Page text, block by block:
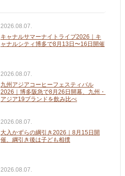
2026.08.07.
キャナルサマーナイトライブ2026｜キ
ャナルシティ博多で8月13日〜16日開催
2026.08.07.
九州アジアコーヒーフェスティバル
2026｜博多阪急で8月26日開幕、九州・
アジア19ブランドを飲み比べ
2026.08.07.
大入かずらの綱引き2026｜8月15日開
催、綱引き後は子ども相撲
2026.08.07.